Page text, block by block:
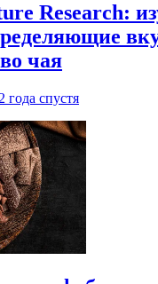
Research:
чая
2 года спустя